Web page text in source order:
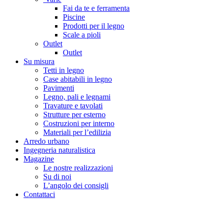
Fai da te e ferramenta
Piscine
Prodotti per il legno
Scale a pioli
Outlet
Outlet
Su misura
Tetti in legno
Case abitabili in legno
Pavimenti
Legno, pali e legnami
Travature e tavolati
Strutture per esterno
Costruzioni per interno
Materiali per l’edilizia
Arredo urbano
Ingegneria naturalistica
Magazine
Le nostre realizzazioni
Su di noi
L’angolo dei consigli
Contattaci